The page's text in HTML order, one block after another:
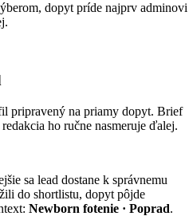
dopyt príde najprv adminovi
pripravený na priamy dopyt. Brief
ho ručne nasmeruje ďalej.
sa lead dostane k správnemu
do shortlistu, dopyt pôjde
Newborn fotenie · Poprad.